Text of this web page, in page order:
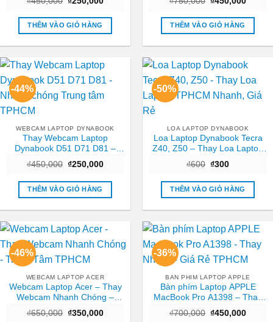
là:
₫450,000.
tại
₫250,000.
THÊM VÀO GIỎ HÀNG
là:
₫750,000.
tại
THÊM VÀO GIỎ HÀNG
-44%
WEBCAM LAPTOP DYNABOOK
Thay Webcam Laptop
Dynabook D51 D71 D81 –
Nhanh chóng Trung tâm
TPHCM
₫450,000 Giá
là:
₫450,000.
₫250,000Giá
tại
₫250,000.
THÊM VÀO GIỎ HÀNG
-50%
LOA LAPTOP DYNABOOK
Loa Laptop Dynabook Tecra
Z40, Z50 – Thay Loa Laptop
TPHCM Nhanh, Giá Rẻ
₫600 Giá
là:
₫600.
₫300Giá
tại
là:
₫300.
THÊM VÀO GIỎ HÀNG
-46%
WEBCAM LAPTOP ACER
Webcam Laptop Acer – Thay
Webcam Nhanh Chóng –
Trung Tâm TPHCM
₫650,000 Giá
₫350,000Giá
-36%
BAN PHIM LAPTOP APPLE
Bàn phím Laptop APPLE
MacBook Pro A1398 – Thay
Nhanh – Giá Rẻ TPHCM
₫700,000 Giá
₫450,000Giá